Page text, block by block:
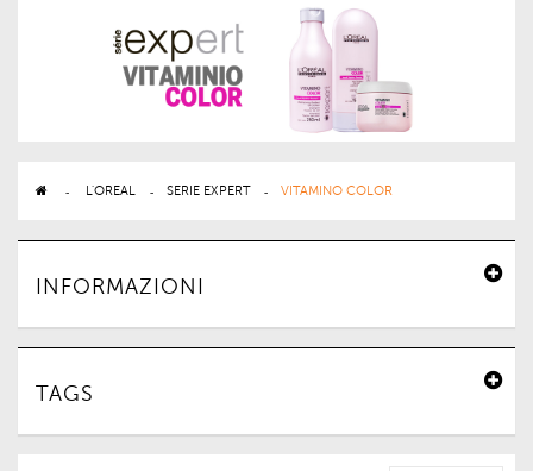
> L'OREAL > SERIE EXPERT > VITAMINO COLOR
INFORMAZIONI
TAGS